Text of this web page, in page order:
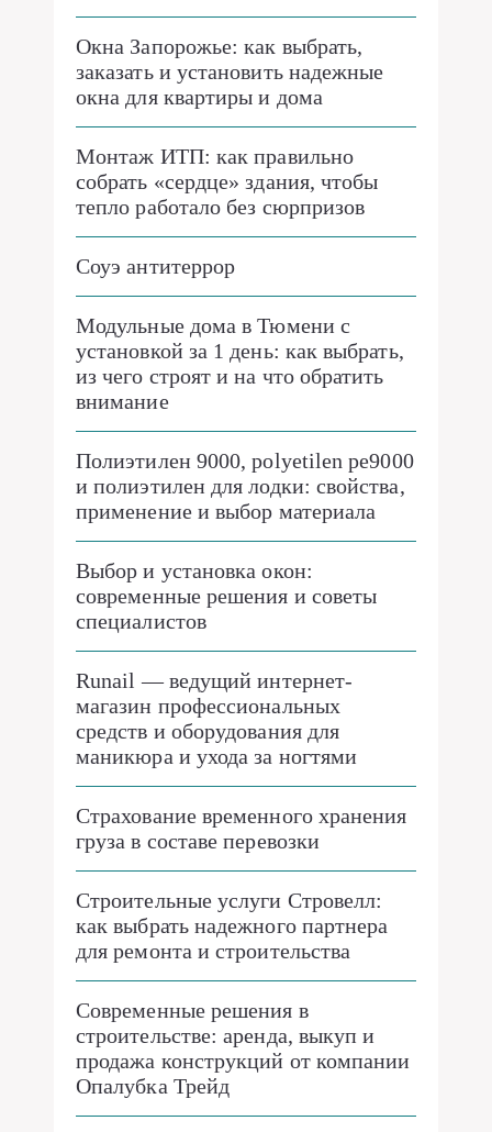
Окна Запорожье: как выбрать,
заказать и установить надежные
окна для квартиры и дома
Монтаж ИТП: как правильно
собрать «сердце» здания, чтобы
тепло работало без сюрпризов
Соуэ антитеррор
Модульные дома в Тюмени с
установкой за 1 день: как выбрать,
из чего строят и на что обратить
внимание
Полиэтилен 9000, polyetilen pe9000
и полиэтилен для лодки: свойства,
применение и выбор материала
Выбор и установка окон:
современные решения и советы
специалистов
Runail — ведущий интернет-
магазин профессиональных
средств и оборудования для
маникюра и ухода за ногтями
Страхование временного хранения
груза в составе перевозки
Строительные услуги Стровелл:
как выбрать надежного партнера
для ремонта и строительства
Современные решения в
строительстве: аренда, выкуп и
продажа конструкций от компании
Опалубка Трейд